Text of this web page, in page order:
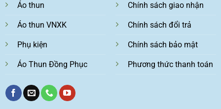
Áo thun
Áo thun VNXK
Phụ kiện
Áo Thun Đồng Phục
Chính sách giao nhận
Chính sách đổi trả
Chính sách bảo mật
Phương thức thanh toán